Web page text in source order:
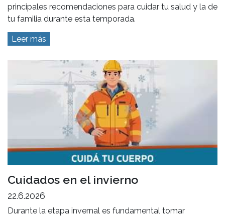
principales recomendaciones para cuidar tu salud y la de
tu familia durante esta temporada.
Leer más
Cuidados en el invierno
22.6.2026
Durante la etapa invernal es fundamental tomar